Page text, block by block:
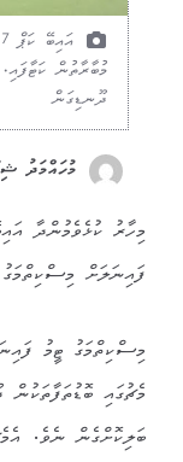
މުބާރާތުން
ދޫނޑިގަން
މުހައްމަދު
ފައިނަލަށް
މިސްކިތްމަގު ޓީމު